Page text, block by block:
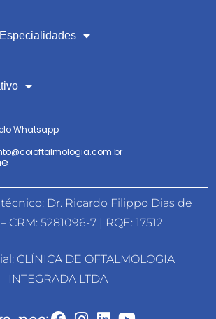
Whatsapp
Dr. Ricardo Filippo Dias de
CRM: 5281096-7 | RQE: 17512
CLÍNICA DE OFTALMOLOGIA
INTEGRADA LTDA